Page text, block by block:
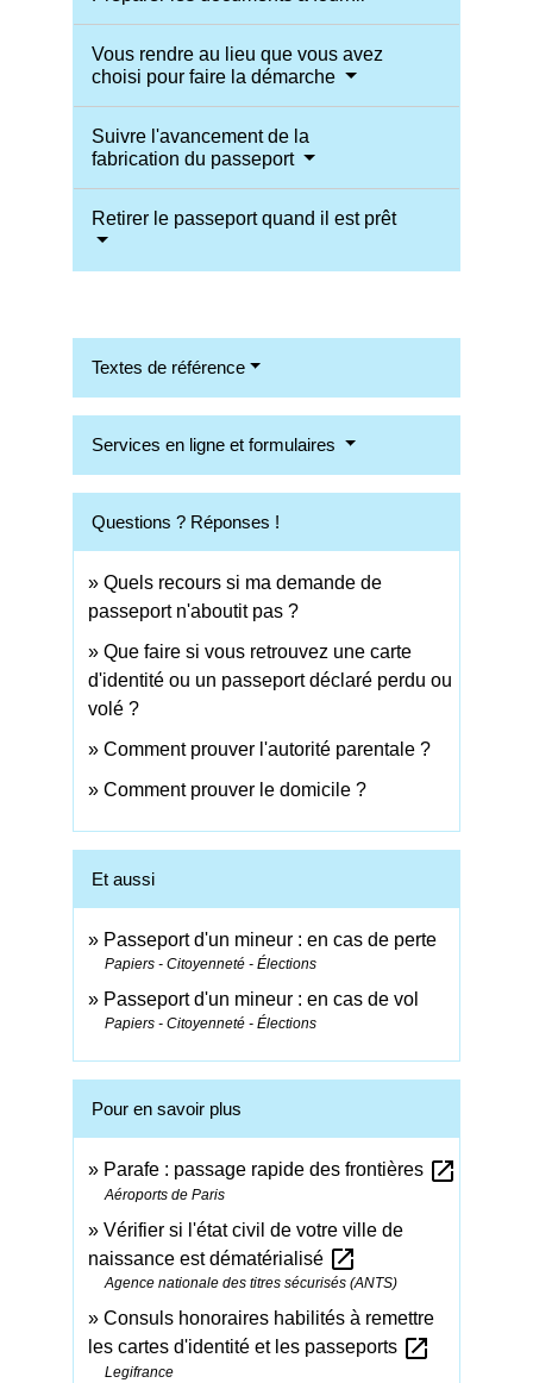
Vous rendre au lieu que vous avez
choisi pour faire la démarche
Suivre l'avancement de la
fabrication du passeport
Retirer le passeport quand il est prêt
Textes de référence
Services en ligne et formulaires
Questions ? Réponses !
Quels recours si ma demande de
passeport n'aboutit pas ?
Que faire si vous retrouvez une carte
d'identité ou un passeport déclaré perdu ou
volé ?
Comment prouver l'autorité parentale ?
Comment prouver le domicile ?
Et aussi
Passeport d'un mineur : en cas de perte
Papiers - Citoyenneté - Élections
Passeport d'un mineur : en cas de vol
Papiers - Citoyenneté - Élections
Pour en savoir plus
Parafe : passage rapide des frontières open_in_new
Aéroports de Paris
Vérifier si l'état civil de votre ville de
naissance est dématérialisé open_in_new
Agence nationale des titres sécurisés (ANTS)
Consuls honoraires habilités à remettre
les cartes d'identité et les passeports open_in_new
Legifrance